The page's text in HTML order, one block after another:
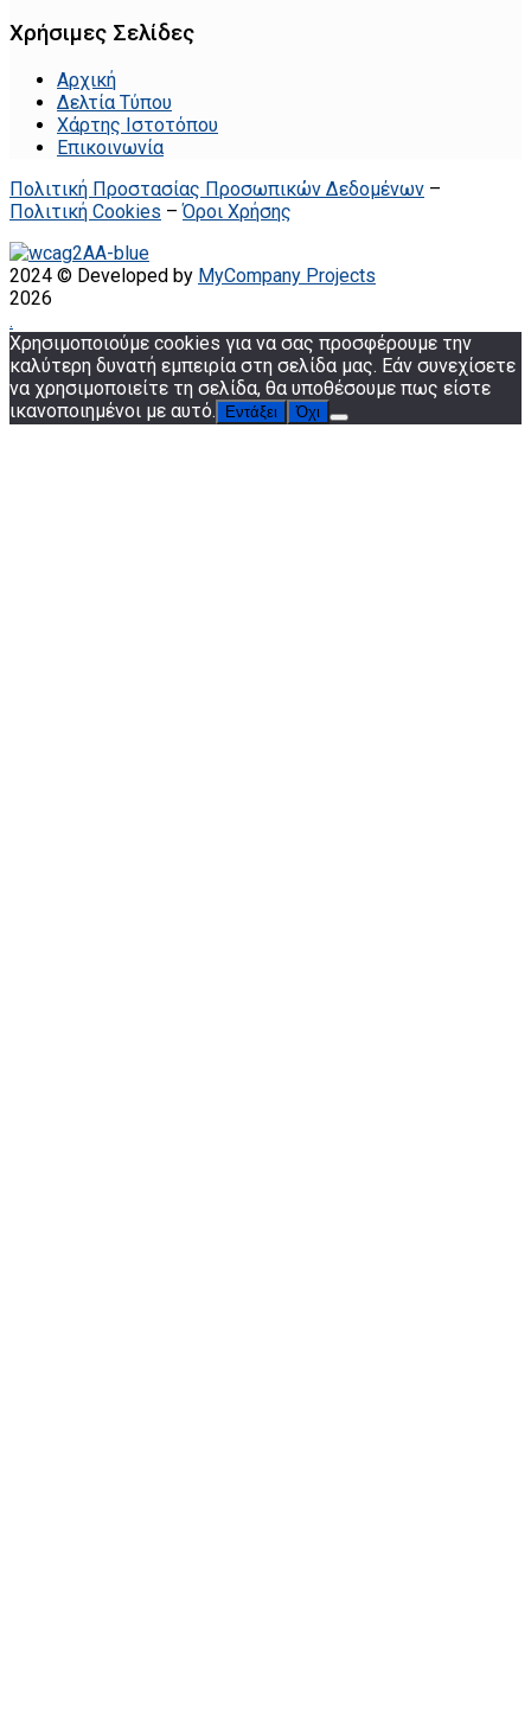
Χρήσιμες Σελίδες
Αρχική
Δελτία Τύπου
Χάρτης Ιστοτόπου
Επικοινωνία
Πολιτική Προστασίας Προσωπικών Δεδομένων –
Πολιτική Cookies –Όροι Χρήσης
2024 © Developed by MyCompany Projects
2026
.
Χρησιμοποιούμε cookies για να σας προσφέρουμε την
καλύτερη δυνατή εμπειρία στη σελίδα μας. Εάν συνεχίσετε
να χρησιμοποιείτε τη σελίδα, θα υποθέσουμε πως είστε
ικανοποιημένοι με αυτό.
Εντάξει Όχι